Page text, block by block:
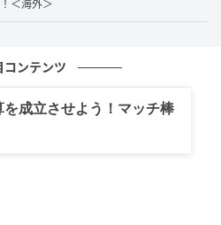
肢が、まさかの「コーヒー
ね。
み物といえば、コーヒーや
ープをイメージする方が多
＜海外＞
コンテンツ
成立させよう！マッチ棒